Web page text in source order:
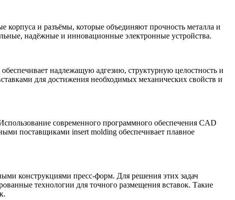
корпуса и разъёмы, которые объединяют прочность металла и
надёжные и инновационные электронные устройства.
надлежащую адгезию, структурную целостность и
для достижения необходимых механических свойств и
современного программного обеспечения CAD
поставщиками insert molding обеспечивает плавное
конструкциями пресс-форм. Для решения этих задач
технологии для точного размещения вставок. Такие